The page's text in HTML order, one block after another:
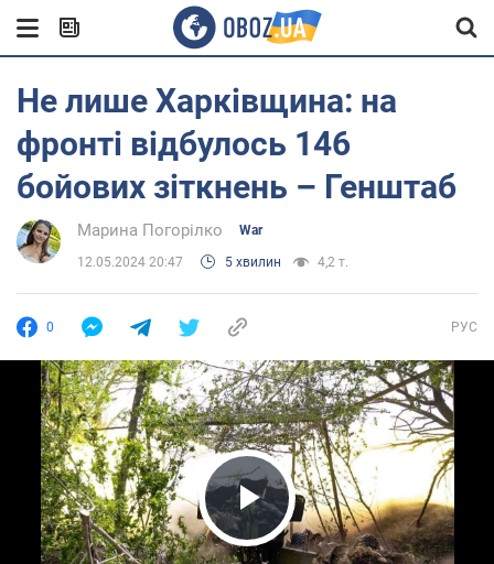
Не лише Харківщина: на
фронті відбулось 146
бойових зіткнень – Генштаб
Марина Погорілко War
12.05.2024 20:47 5 хвилин 4,2 т.
0 РУС
Play Video